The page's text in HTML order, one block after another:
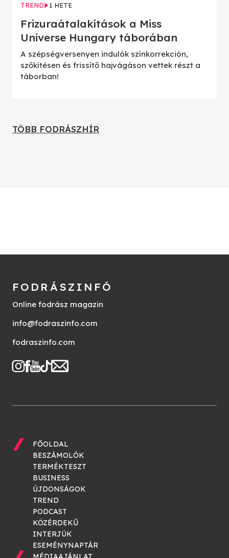
TREND 1 HETE
Frizuraátalakítások a Miss
Universe Hungary táborában
A szépségversenyen indulók színkorrekción,
szőkítésen és frissítő hajvágáson vettek részt a
táborban!
TÖBB FODRÁSZHÍR
FODRÁSZINFÓ
Online fodrász magazin
info@fodraszinfo.com
fodraszinfo.com
FŐOLDAL
BESZÁMOLÓK
TERMÉKTESZT
BUSINESS
ÚJDONSÁGOK
TREND
PODCAST
KÖZÉRDEKŰ
INTERJÚK
ESEMÉNYNAPTÁR